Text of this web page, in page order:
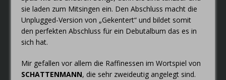
sie laden zum Mitsingen ein. Den Abschluss macht die
Unplugged-Version von „Gekentert“ und bildet somit
den perfekten Abschluss für ein Debutalbum das es in
sich hat.
Mir gefallen vor allem die Raffinessen im Wortspiel von
SCHATTENMANN, die sehr zweideutig angelegt sind.